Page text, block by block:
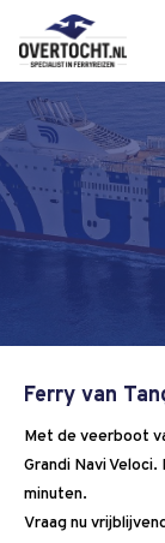
Ferry van
Met de veerboot
Grandi Navi
minuten.
Vraag nu